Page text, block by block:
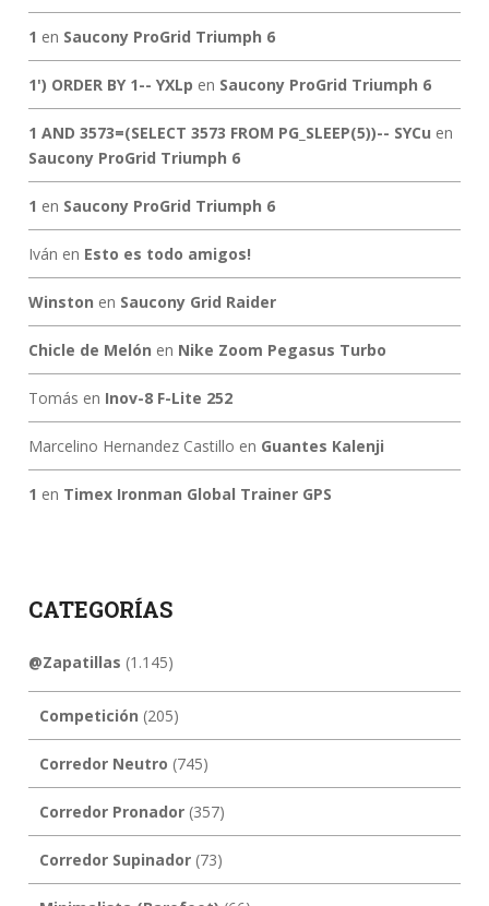
1 en Saucony ProGrid Triumph 6
1') ORDER BY 1-- YXLp en Saucony ProGrid Triumph 6
1 AND 3573=(SELECT 3573 FROM PG_SLEEP(5))-- SYCu en
Saucony ProGrid Triumph 6
1 en Saucony ProGrid Triumph 6
Iván en Esto es todo amigos!
Winston en Saucony Grid Raider
Chicle de Melón en Nike Zoom Pegasus Turbo
Tomás en Inov-8 F-Lite 252
Marcelino Hernandez Castillo en Guantes Kalenji
1 en Timex Ironman Global Trainer GPS
CATEGORÍAS
@Zapatillas (1.145)
Competición (205)
Corredor Neutro (745)
Corredor Pronador(357)
Corredor Supinador(73)